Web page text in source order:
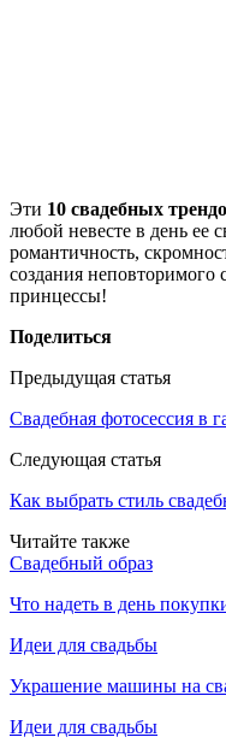
Эти 10 свадебных
любой невесте в день ее
романтичность,
создания неповторимого
принцессы!
Поделиться
Предыдущая статья
Свадебная фотосессия в
Следующая статья
Как выбрать стиль
Читайте также
Свадебный образ
Что надеть в день
Идеи для свадьбы
Украшение машины на
Идеи для свадьбы